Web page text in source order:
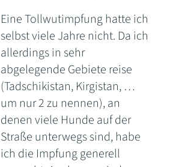
Eine Tollwutimpfung hatte ich
selbst viele Jahre nicht. Da ich
allerdings in sehr
abgelegende Gebiete reise
(Tadschikistan, Kirgistan, …
um nur 2 zu nennen), an
denen viele Hunde auf der
Straße unterwegs sind, habe
ich die Impfung generell